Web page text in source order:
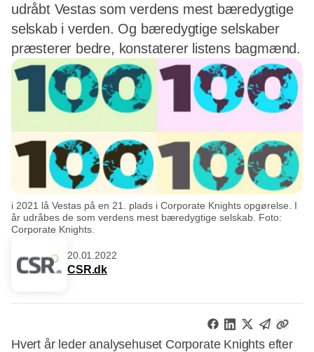
udråbt Vestas som verdens mest bæredygtige
selskab i verden. Og bæredygtige selskaber
præsterer bedre, konstaterer listens bagmænd.
i 2021 lå Vestas på en 21. plads i Corporate Knights opgørelse. I
år udråbes de som verdens mest bæredygtige selskab. Foto:
Corporate Knights.
20.01.2022
CSR.dk
Hvert år leder analysehuset Corporate Knights efter